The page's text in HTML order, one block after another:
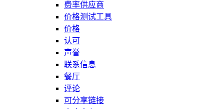
费率供应商
价格测试工具
价格
认可
声誉
联系信息
餐厅
评论
可分享链接